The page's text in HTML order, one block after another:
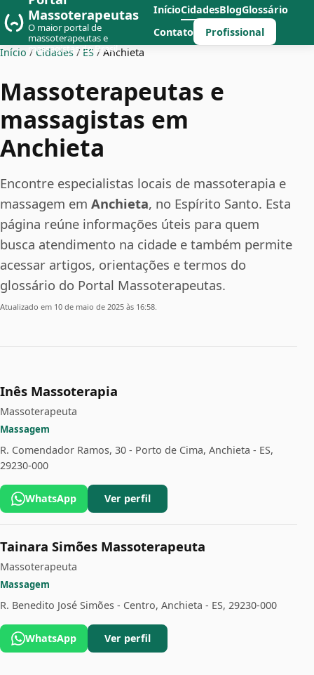
Massoterapeutas
O maior portal de
massoterapeutas e
massagistas do Brasil
InícioCidadesBlogGlossário
Contato
Profissional
Início / Cidades / ES / Anchieta
Massoterapeutas e
massagistas em
Anchieta
Encontre especialistas locais de massoterapia e
massagem em Anchieta, no Espírito Santo. Esta
página reúne informações úteis para quem
busca atendimento na cidade e também permite
acessar artigos, orientações e termos do
glossário do Portal Massoterapeutas.
Atualizado em 10 de maio de 2025 às 16:58.
Inês Massoterapia
Massoterapeuta
Massagem
R. Comendador Ramos, 30 - Porto de Cima, Anchieta - ES,
29230-000
WhatsApp Ver perfil
Tainara Simões Massoterapeuta
Massoterapeuta
Massagem
R. Benedito José Simões - Centro, Anchieta - ES, 29230-000
WhatsApp Ver perfil